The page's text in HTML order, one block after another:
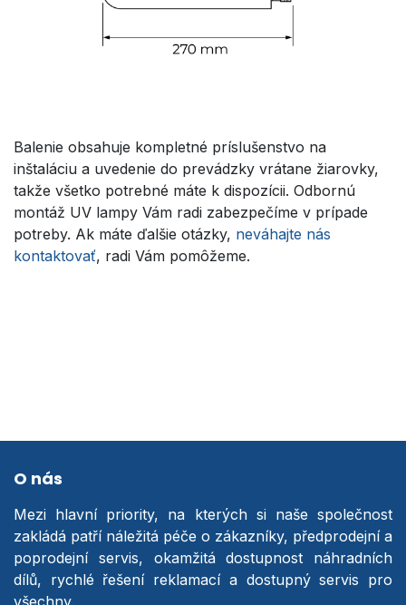
Balenie obsahuje kompletné príslušenstvo na
inštaláciu a uvedenie do prevádzky vrátane žiarovky,
takže všetko potrebné máte k dispozícii. Odbornú
montáž UV lampy Vám radi zabezpečíme v prípade
potreby. Ak máte ďalšie otázky, neváhajte nás
kontaktovať, radi Vám pomôžeme.
O nás
Mezi hlavní priority, na kterých si naše společnost
zakládá patří náležitá péče o zákazníky, předprodejní a
poprodejní servis, okamžitá dostupnost náhradních
dílů, rychlé řešení reklamací a dostupný servis pro
všechny.